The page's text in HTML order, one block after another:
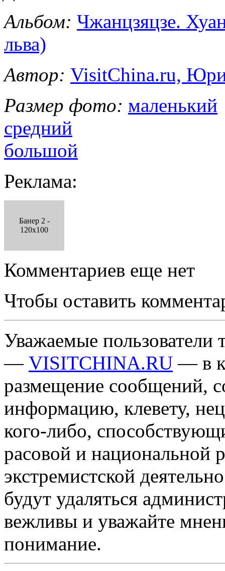
Альбом: Чжанцзяцзе.
льва)
Автор: VisitChina.ru,
Размер фото: маленький
средний
большой
Реклама:
Банер 2 -
120x100
Комментариев еще нет
Чтобы оставить
Уважаемые пользователи
— VISITCHINA.RU — в
размещение сообщений,
информацию, клевету,
кого-либо,
расовой и национальной
экстремистской
будут удаляться
вежливы и уважайте
понимание.